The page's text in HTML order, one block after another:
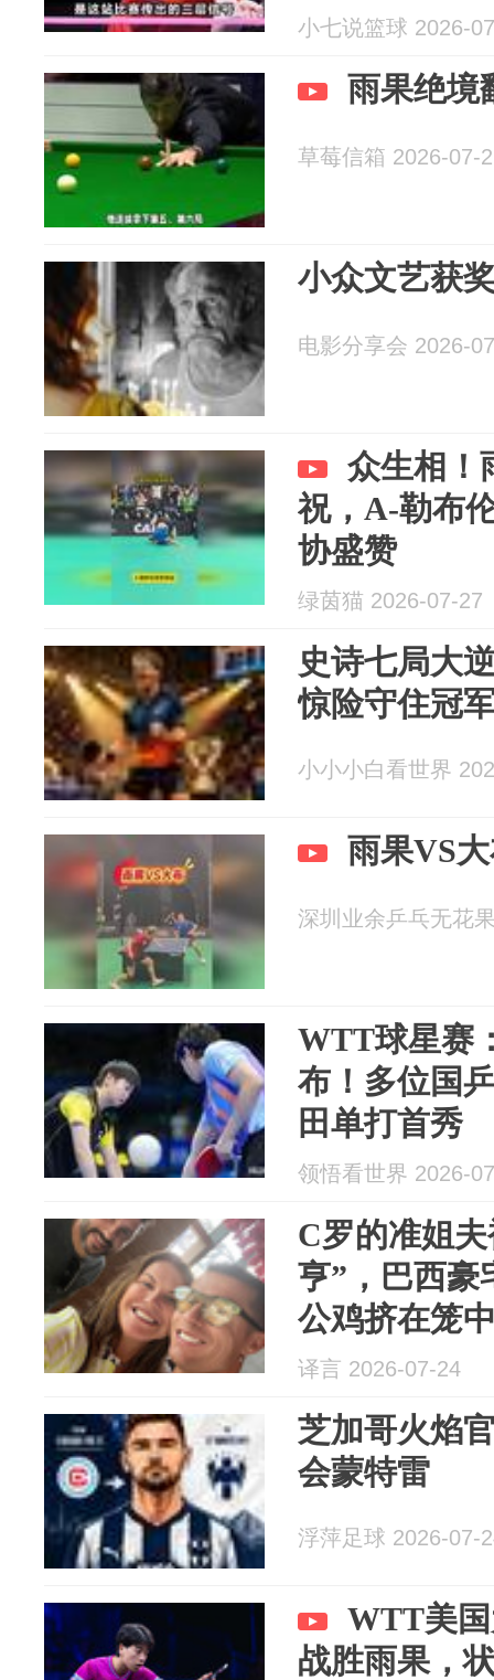
小七说篮球 2026-
雨果绝境
草莓信箱 2026-07-
小众文艺获
电影分享会 2026-
众生相！
祝，A-勒布
协盛赞
绿茵猫 2026-07-27
史诗七局大
惊险守住冠
小小小白看世界
雨果VS
深圳业余乒乓无花
WTT球星赛
布！多位国
田单打首秀
领悟看世界 2026-
C罗的准姐
亨”，巴西豪
公鸡挤在笼
译言 2026-07-24
芝加哥火焰
会蒙特雷
浮萍足球 2026-07-
WTT美
战胜雨果，